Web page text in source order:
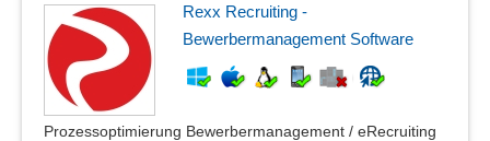
Rexx Recruiting -
Bewerbermanagement Software
Prozessoptimierung Bewerbermanagement / eRecruiting